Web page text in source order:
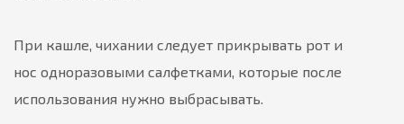
При кашле, чихании следует прикрывать рот и
нос одноразовыми салфетками, которые после
использования нужно выбрасывать.